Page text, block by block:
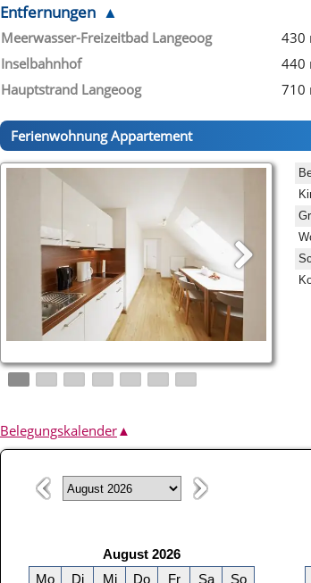
Entfernungen
Meerwasser-Freizeitbad Langeoog 430
Inselbahnhof
440
Hauptstrand Langeoog
710
Ferienwohnung Appartement
Belegungskalender▲